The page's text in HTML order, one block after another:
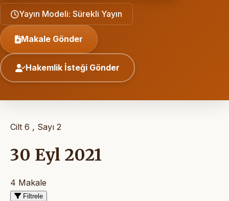
Yayın Modeli: Sürekli Yayın
Makale Gönder
Hakemlik İsteği Gönder
Cilt 6 , Sayı 2
30 Eyl 2021
4 Makale
Filtrele